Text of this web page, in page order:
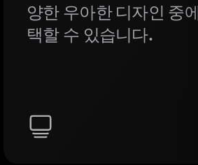
양한 우아한 디자인 중
택할 수 있습니다.